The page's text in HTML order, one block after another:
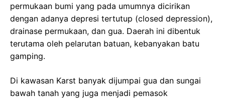
permukaan bumi yang pada umumnya dicirikan
dengan adanya depresi tertutup (closed depression),
drainase permukaan, dan gua. Daerah ini dibentuk
terutama oleh pelarutan batuan, kebanyakan batu
gamping.
Di kawasan Karst banyak dijumpai gua dan sungai
bawah tanah yang juga menjadi pemasok